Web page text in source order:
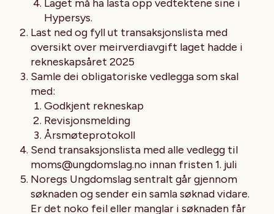
Laget må ha lasta opp vedtektene sine i
Hypersys.
Last ned og fyll ut transaksjonslista med
oversikt over meirverdiavgift laget hadde i
rekneskapsåret 2025
Samle dei obligatoriske vedlegga som skal
med:
Godkjent rekneskap
Revisjonsmelding
Årsmøteprotokoll
Send transaksjonslista med alle vedlegg til
moms@ungdomslag.no innan fristen 1. juli
Noregs Ungdomslag sentralt går gjennom
søknaden og sender ein samla søknad vidare.
Er det noko feil eller manglar i søknaden får